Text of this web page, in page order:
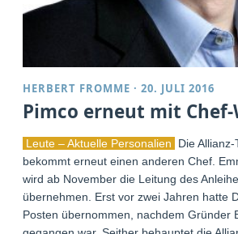
HERBERT FROMME ·20. JULI 2016
Pimco erneut mit Chef-
Leute – Aktuelle Personalien
Die
bekommt erneut einen anderen Chef.
wird ab November die Leitung des
übernehmen. Erst vor zwei Jahren hatte
Posten übernommen, nachdem Gründer